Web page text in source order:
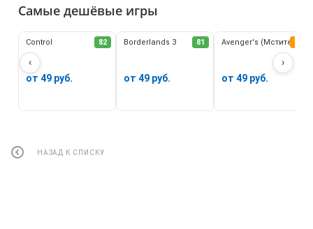
Самые дешёвые игры
‹ ›
82
Control
от 49 руб.
81
Borderlands 3
от 49 руб.
Avenger's (Мстители)
от 49 руб.
НАЗАД К СПИСКУ